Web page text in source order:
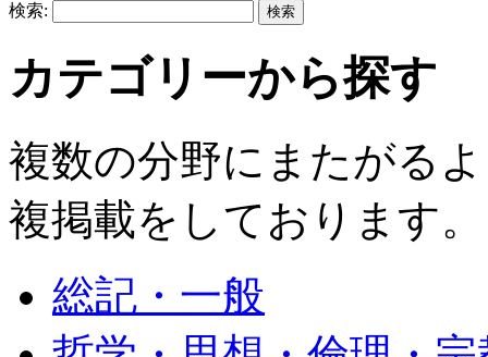
検索:
カテゴリーから探す
複数の分野にまたがる
複掲載をしております。
総記・一般